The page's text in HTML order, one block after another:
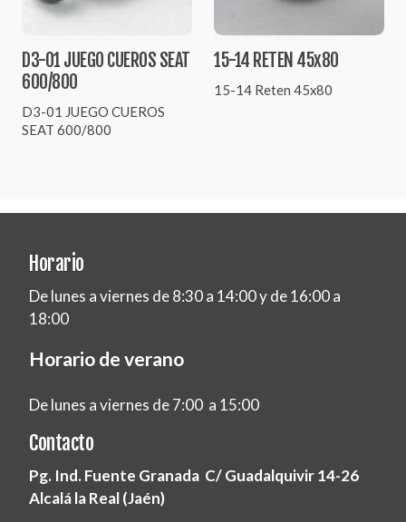
D3-01 JUEGO CUEROS SEAT
600/800
D3-01 JUEGO CUEROS
SEAT 600/800
15-14 RETEN 45x80
15-14 Reten 45x80
Horario
De lunes a viernes de 8:30 a 14:00 y de 16:00 a
18:00
Horario de verano
De lunes a viernes de 7:00 a 15:00
Contacto
Pg. Ind. Fuente Granada C/ Guadalquivir 14-26
Alcalá la Real (Jaén)